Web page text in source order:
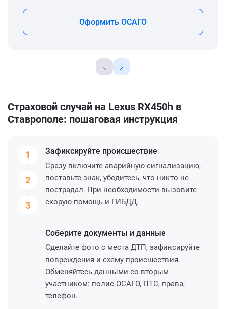
Оформить ОСАГО
Страховой случай на Lexus RX450h в
Ставрополе: пошаговая инструкция
1
2
3
Зафиксируйте происшествие
Сразу включите аварийную сигнализацию,
поставьте знак, убедитесь, что никто не
пострадал. При необходимости вызовите
скорую помощь и ГИБДД.
Соберите документы и данные
Сделайте фото с места ДТП, зафиксируйте
повреждения и схему происшествия.
Обменяйтесь данными со вторым
участником: полис ОСАГО, ПТС, права,
телефон.